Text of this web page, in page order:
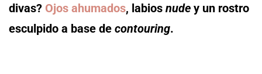
divas? Ojos ahumados, labios nude y un rostro
esculpido a base de contouring.